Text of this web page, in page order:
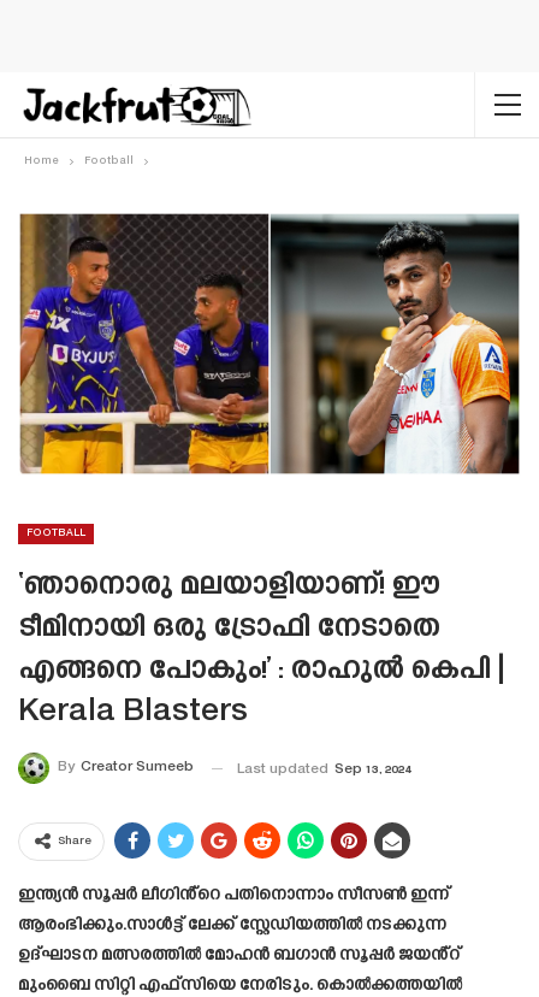
Home Football
FOOTBALL
‘ഞാനൊരു മലയാളിയാണ്! ഈ
ടീമിനായി ഒരു ട്രോഫി നേടാതെ
എങ്ങനെ പോകും!’ : രാഹുൽ കെപി |
Kerala Blasters
By Creator Sumeeb Last updated Sep 13, 2024
Share
ഇന്ത്യൻ സൂപ്പർ ലീഗിൻ്റെ പതിനൊന്നാം സീസൺ ഇന്ന്
ആരംഭിക്കും.സാൾട്ട് ലേക്ക് സ്റ്റേഡിയത്തിൽ നടക്കുന്ന
ഉദ്ഘാടന മത്സരത്തിൽ മോഹൻ ബഗാൻ സൂപ്പർ ജയൻ്റ്
മുംബൈ സിറ്റി എഫ്‌സിയെ നേരിടും. കൊൽക്കത്തയിൽ